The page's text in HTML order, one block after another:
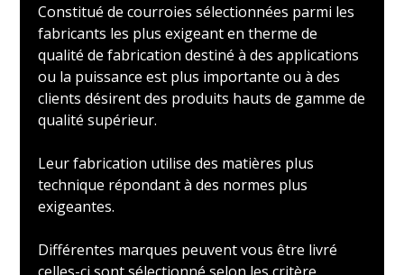
Constitué de courroies sélectionnées parmi les
fabricants les plus exigeant en therme de
qualité de fabrication destiné à des applications
ou la puissance est plus importante ou à des
clients désirent des produits hauts de gamme de
qualité supérieur.
Leur fabrication utilise des matières plus
technique répondant à des normes plus
exigeantes.
Différentes marques peuvent vous être livré